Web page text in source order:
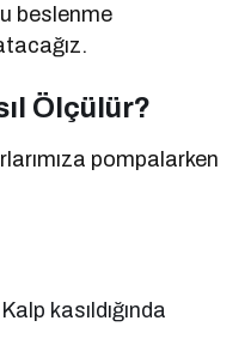
beslenme
Ölçülür?
pompalarken
kasıldığında